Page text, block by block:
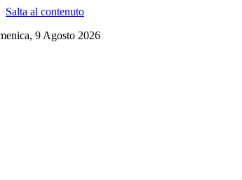
Salta al contenuto
9 Agosto 2026